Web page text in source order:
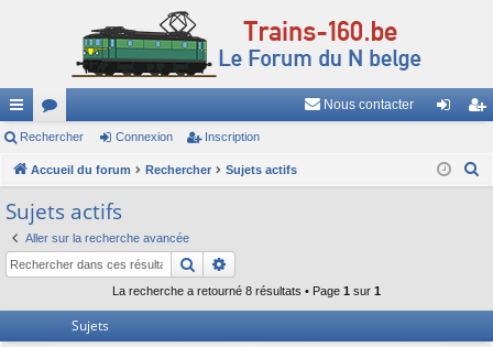
ac
co
ur
ci
s
or
u
m
s
Nous contacter
ne cri
Rechercher Connexion Inscription
Accueil du forum Rechercher Sujets actifs
c
Sujets actifs
Aller sur la recherche avancée
Rechercher
La recherche a retourné 8 résultats • Page 1 sur 1
Sujets